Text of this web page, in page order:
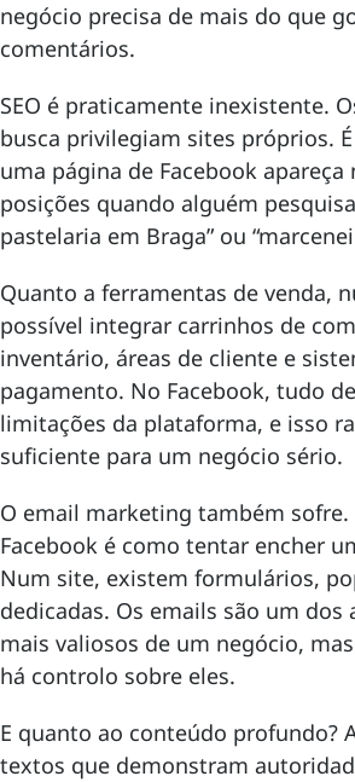
negócio precisa de mais do que
comentários.
SEO é praticamente inexistente.
busca privilegiam sites próprios.
uma página de Facebook apareça
posições quando alguém
pastelaria em Braga” ou
Quanto a ferramentas de venda,
possível integrar carrinhos de
inventário, áreas de cliente e
pagamento. No Facebook, tudo
limitações da plataforma, e isso
suficiente para um negócio sério.
O email marketing também sofre.
Facebook é como tentar encher
Num site, existem formulários,
dedicadas. Os emails são um
mais valiosos de um negócio,
há controlo sobre eles.
E quanto ao conteúdo profundo?
textos que demonstram